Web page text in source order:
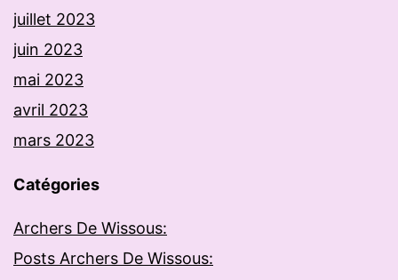
juillet 2023
juin 2023
mai 2023
avril 2023
mars 2023
Catégories
Archers De Wissous:
Posts Archers De Wissous: